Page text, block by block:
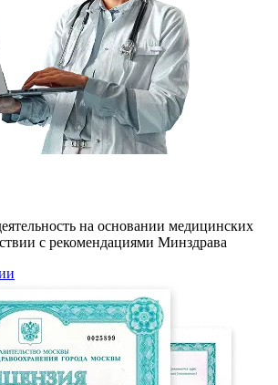
на основании медицинских
с рекомендациями Минздрава